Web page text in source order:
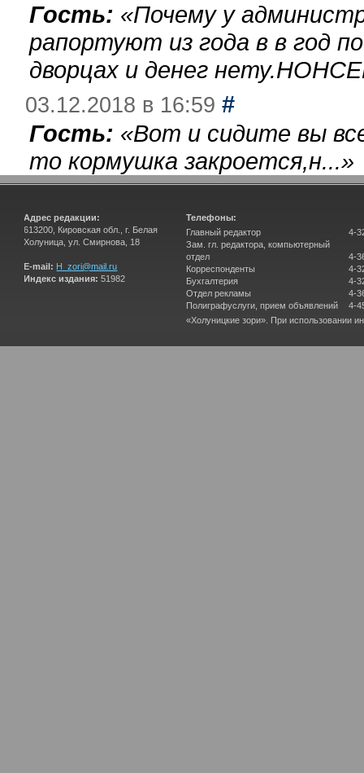
Гость: «Почему у
рапортуют из года в в год
дворцах и денег
03.12.2018 в 16:59 #
Гость: «Вот и сидите вы
то кормушка закроется,н...»
Адрес редакции:
613200, Кировская обл., г. Белая
Холуница, ул. Смирнова, 18
E-mail: H_zori@mail.ru
Индекс издания: 51982
Телефоны:
Главный редактор
Зам. гл. редактора, компьютерный
отдел
Корреспонденты
Бухгалтерия
Отдел рекламы
Полиграфуслуги, прием объявлений
4-
4-
4-
4-
4-
4-
«Холуницкие зори». При использовании